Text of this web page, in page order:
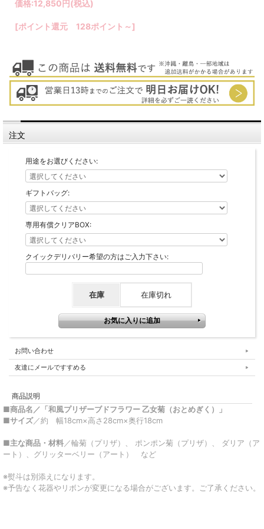
価格:12,850円(税込)
[ポイント還元 128ポイント～]
注文
用途をお選びください:
ギフトバッグ:
専用有償クリアBOX:
クイックデリバリー希望の方はご入力下さい:
在庫 在庫切れ
お問い合わせ
友達にメールですすめる
商品説明
■商品名 ／「和風プリザーブドフラワー 乙女菊（おとめぎく）」
■サイズ／約 幅18cm×高さ28cm×奥行18cm
■主な商品・材料／輪菊（プリザ）、 ポンポン菊（プリザ）、 ダリア（ア
ート）、グリッターベリー（アート） など
※熨斗は別添えになります。
※予告なく花器やリボンが変更になる場合がございます。ご了承ください。